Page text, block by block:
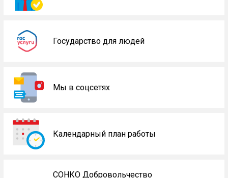
Государство для людей
Мы в соцсетях
Календарный план работы
СОНКО Добровольчество